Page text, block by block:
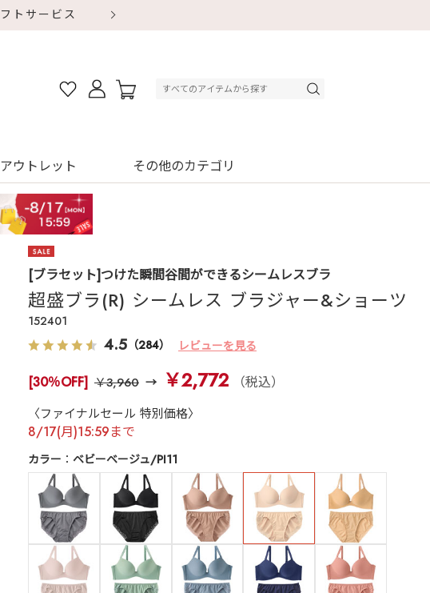
アウトレット その他のカテゴリ
[ブラセット]つけた瞬間谷間ができるシームレスブラ
超盛ブラ(R) シームレス ブラジャー&ショーツ
152401
4.5 （284） レビューを見る
[30％OFF] ￥3,960 ￥2,772 （税込）
〈ファイナルセール 特別価格〉
8/17(月)15:59まで
カラー ベビーベージュ/PI11